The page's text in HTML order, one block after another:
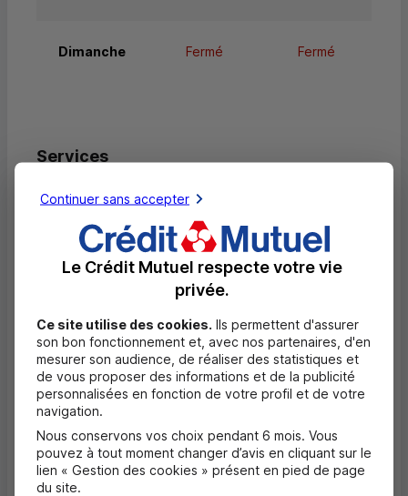
Dimanche Fermé Fermé
Services
Retrait de billets EUR
Dépôt de billets EUR
Dépôt valorisé de billets EUR
Dépôt de monnaie EUR
Dépôt valorisé de chèques EUR
Dépôt de chèques EUR
Masquer
Questions fréquentes
Quels documents sont nécessaires à
Continuer sans accepter
Le Crédit Mutuel respecte votre vie
privée.
Ce site utilise des cookies. Ils permettent d'assurer
son bon fonctionnement et, avec nos partenaires, d'en
mesurer son audience, de réaliser des statistiques et
de vous proposer des informations et de la publicité
personnalisées en fonction de votre profil et de votre
navigation.
Nous conservons vos choix pendant 6 mois. Vous
pouvez à tout moment changer d’avis en cliquant sur le
lien « Gestion des cookies » présent en pied de page
du site.